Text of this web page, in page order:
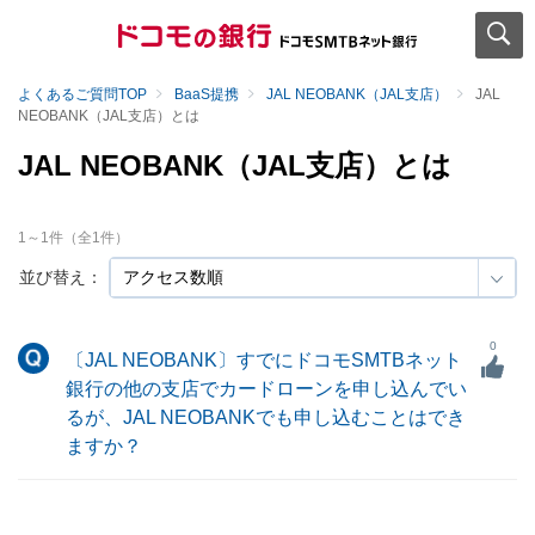
よくあるご質問TOP BaaS提携 JAL NEOBANK（JAL支店）
JAL
NEOBANK（JAL支店）とは
JAL NEOBANK（JAL支店）とは
並び替え：
1 ～ 1件（全1件）
〔JAL NEOBANK〕すでにドコモSMTBネット
銀行の他の支店でカードローンを申し込んでい
るが、JAL NEOBANKでも申し込むことはでき
ますか？
0